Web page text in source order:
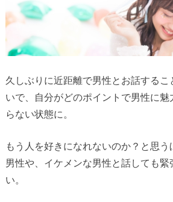
久しぶりに近距離で男性とお話する
いで、自分がどのポイントで男性に
らない状態に。
もう人を好きになれないのか？と思
男性や、イケメンな男性と話しても緊
い。